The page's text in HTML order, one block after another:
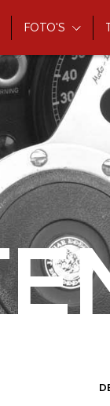
FOTO'S